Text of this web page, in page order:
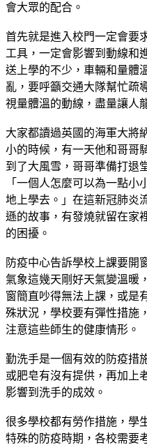
會大眾的配合。
首先就是進入校門一定會要
工具，一定會影響到動線和
送上學的不少，車輛和量體
亂，要呼籲交通大隊幫忙疏
視量體溫的動線，盡量讓人
大家都讀過英國的海軍大將
小的時候，有一天他和哥哥
到了大風雪，哥哥準備打退
「一個人怎麼可以為一點
地上學去。」在這新冠肺炎
遜的故事，有發燒就留在家
的困擾。
防疫中心告訴學校上課要開
氣象這幾天剛好天氣變溫暖
窗簡直吵得無法上課，或是
殊狀況，學校要有彈性措施
注意這些師生的健康情形。
勤洗手是一個有效的防疫措
或肥皂有沒有提供，再加上
影響到洗手的成效。
很多學校都有勞作措施，學
特殊的防疫時期，各校需要